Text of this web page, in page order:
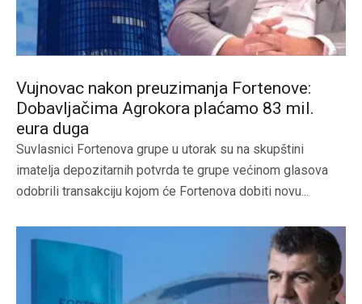
Vujnovac nakon preuzimanja Fortenove:
Dobavljačima Agrokora plaćamo 83 mil.
eura duga
Suvlasnici Fortenova grupe u utorak su na skupštini
imatelja depozitarnih potvrda te grupe većinom glasova
odobrili transakciju kojom će Fortenova dobiti novu...